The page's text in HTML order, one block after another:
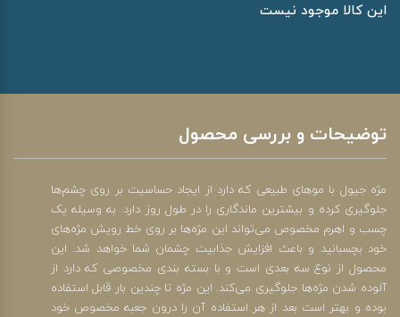
این کالا موجود نیست
توضیحات و بررسی محصول
مژه جیول با موهای طبیعی که دارد از ایجاد حساسیت بر روی چشم‌ها
جلوگیری کرده و بیشترین ماندگاری را در طول روز دارد. به وسیله یک
چسب و اهرم مخصوص می‌تواند این مژه‌ها بر روی خط رویش مژه‌های
خود بچسبانید و باعث افزایش جذابیت چشمان شما خواهد شد. این
محصول از نوع سه بعدی است و با بسته بندی مخصوصی که دارد از
آلوده شدن مژه‌ها جلوگیری می‌کند. این مژه تا چندین بار قابل استفاده
بوده و بهتر است بعد از هر استفاده آن را درون جعبه مخصوص خود